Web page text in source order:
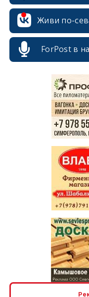
Живи по-
ForPost в